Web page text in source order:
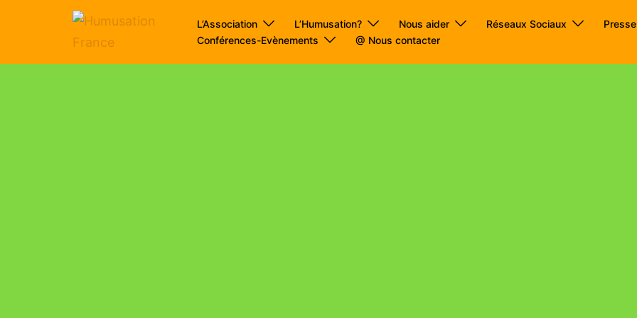
L’Association L’Humusation? Nous aider Réseaux Sociaux
Conférences-Evènements
@ Nous contacter